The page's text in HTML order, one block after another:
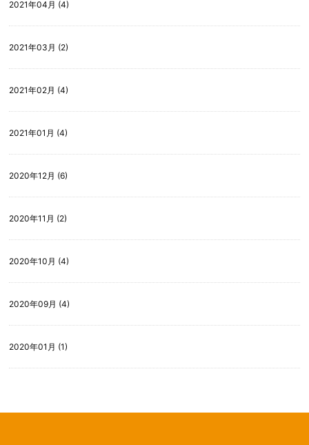
2021年04月 (4)
2021年03月 (2)
2021年02月 (4)
2021年01月 (4)
2020年12月 (6)
2020年11月 (2)
2020年10月 (4)
2020年09月 (4)
2020年01月 (1)